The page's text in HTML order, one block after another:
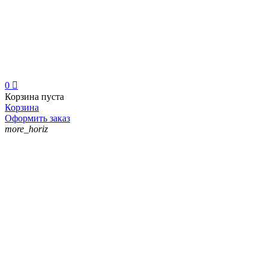
0 
Корзина пуста
Корзина
Оформить заказ
more_horiz